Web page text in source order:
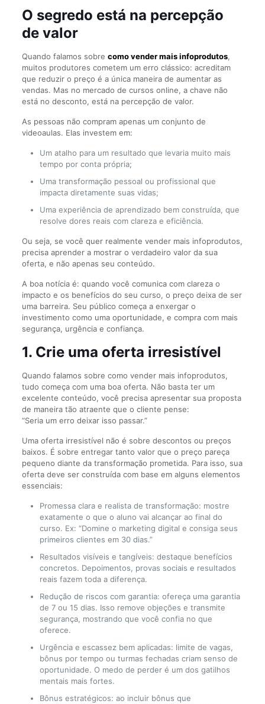
O segredo está na percepção
de valor
Quando falamos sobre como vender mais infoprodutos,
muitos produtores cometem um erro clássico: acreditam
que reduzir o preço é a única maneira de aumentar as
vendas. Mas no mercado de cursos online, a chave não
está no desconto, está na percepção de valor.
As pessoas não compram apenas um conjunto de
videoaulas. Elas investem em:
Um atalho para um resultado que levaria muito mais
tempo por conta própria;
Uma transformação pessoal ou profissional que
impacta diretamente suas vidas;
Uma experiência de aprendizado bem construída, que
resolve dores reais com clareza e eficiência.
Ou seja, se você quer realmente vender mais infoprodutos,
precisa aprender a mostrar o verdadeiro valor da sua
oferta, e não apenas seu conteúdo.
A boa notícia é: quando você comunica com clareza o
impacto e os benefícios do seu curso, o preço deixa de ser
uma barreira. Seu público começa a enxergar o
investimento como uma oportunidade, e compra com mais
segurança, urgência e confiança.
1. Crie uma oferta irresistível
Quando falamos sobre como vender mais infoprodutos,
tudo começa com uma boa oferta. Não basta ter um
excelente conteúdo, você precisa apresentar sua proposta
de maneira tão atraente que o cliente pense:
“Seria um erro deixar isso passar.”
Uma oferta irresistível não é sobre descontos ou preços
baixos. É sobre entregar tanto valor que o preço pareça
pequeno diante da transformação prometida. Para isso, sua
oferta deve ser construída com base em alguns elementos
essenciais:
Promessa clara e realista de transformação: mostre
exatamente o que o aluno vai alcançar ao final do
curso. Ex: “Domine o marketing digital e consiga seus
primeiros clientes em 30 dias.”
Resultados visíveis e tangíveis: destaque benefícios
concretos. Depoimentos, provas sociais e resultados
reais fazem toda a diferença.
Redução de riscos com garantia: ofereça uma garantia
de 7 ou 15 dias. Isso remove objeções e transmite
segurança, mostrando que você confia no que
oferece.
Urgência e escassez bem aplicadas: limite de vagas,
bônus por tempo ou turmas fechadas criam senso de
oportunidade. O medo de perder é um dos gatilhos
mentais mais fortes.
Bônus estratégicos: ao incluir bônus que